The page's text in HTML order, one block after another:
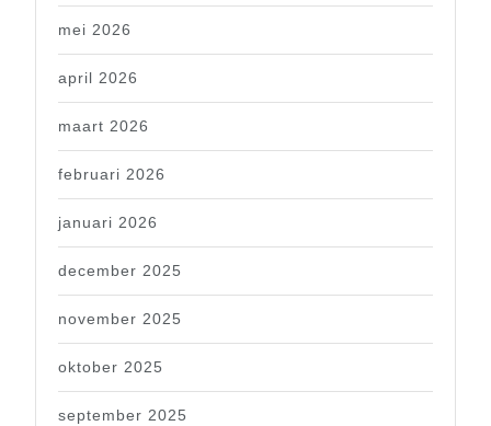
mei 2026
april 2026
maart 2026
februari 2026
januari 2026
december 2025
november 2025
oktober 2025
september 2025